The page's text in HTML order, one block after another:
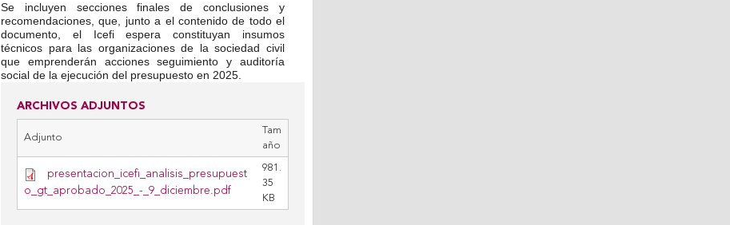
Se incluyen secciones finales de conclusiones y
recomendaciones, que, junto a el contenido de todo el
documento, el Icefi espera constituyan insumos
técnicos para las organizaciones de la sociedad civil
que emprenderán acciones seguimiento y auditoría
social de la ejecución del presupuesto en 2025.
ARCHIVOS ADJUNTOS
Adjunto
Tam
año
presentacion_icefi_analisis_presupuest
o_gt_aprobado_2025_-_9_diciembre.pdf
981.
35
KB